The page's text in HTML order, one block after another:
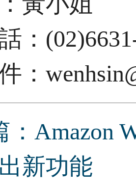
：
：
：Amazon
新功能